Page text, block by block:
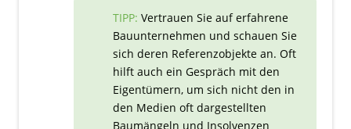
TIPP: Vertrauen Sie auf erfahrene
Bauunternehmen und schauen Sie
sich deren Referenzobjekte an. Oft
hilft auch ein Gespräch mit den
Eigentümern, um sich nicht den in
den Medien oft dargestellten
Baumängeln und Insolvenzen